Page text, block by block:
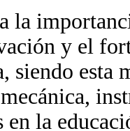
la
y el
siendo esta
la